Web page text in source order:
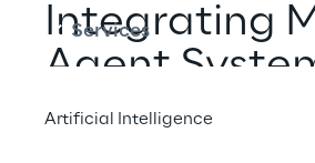
Services
Artificial Intelligence
Integrating
Agent